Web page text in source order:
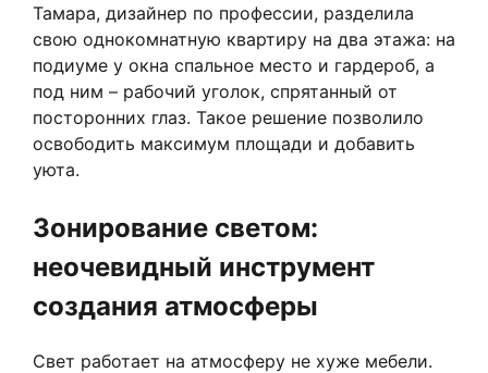
Тамара, дизайнер по профессии, разделила
свою однокомнатную квартиру на два этажа: на
подиуме у окна спальное место и гардероб, а
под ним – рабочий уголок, спрятанный от
посторонних глаз. Такое решение позволило
освободить максимум площади и добавить
уюта.
Зонирование светом:
неочевидный инструмент
создания атмосферы
Свет работает на атмосферу не хуже мебели.